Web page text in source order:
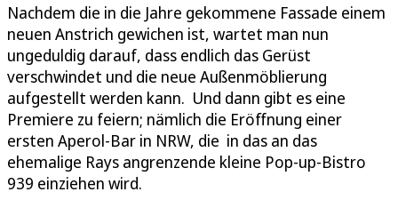
Nachdem die in die Jahre gekommene Fassade einem
neuen Anstrich gewichen ist, wartet man nun
ungeduldig darauf, dass endlich das Gerüst
verschwindet und die neue Außenmöblierung
aufgestellt werden kann. Und dann gibt es eine
Premiere zu feiern; nämlich die Eröffnung einer
ersten Aperol-Bar in NRW, die in das an das
ehemalige Rays angrenzende kleine Pop-up-Bistro
939 einziehen wird.